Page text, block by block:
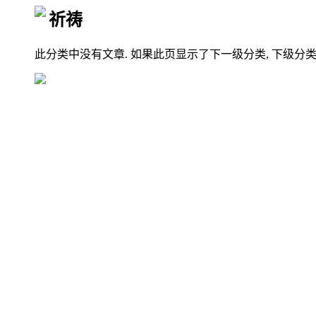
祈祷
此分类中没有文章. 如果此页显示了下一级分类, 下级分